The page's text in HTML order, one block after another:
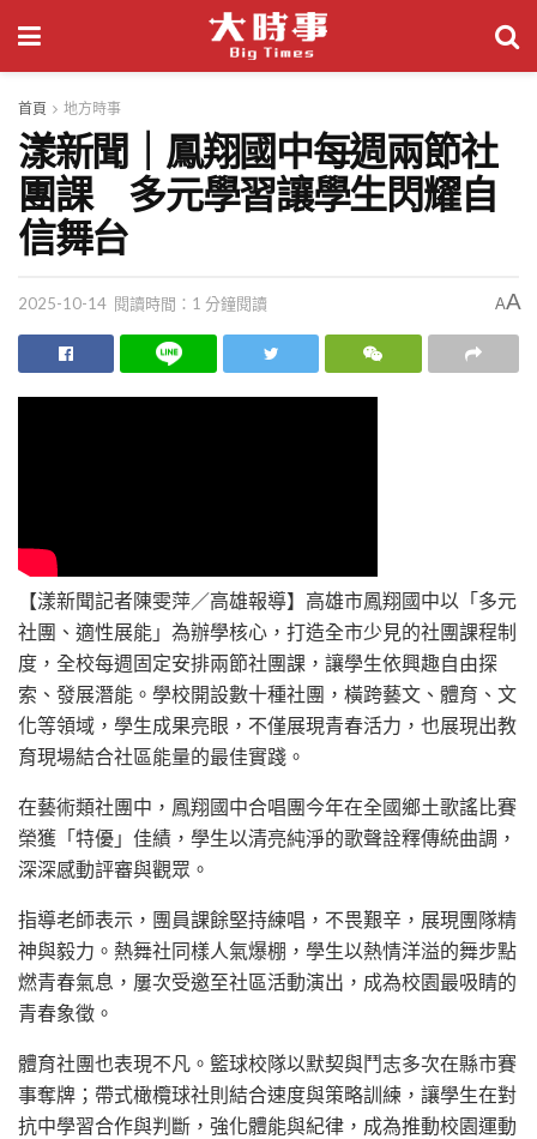
首頁 地方時事
漾新聞｜鳳翔國中每週兩節社
團課 多元學習讓學生閃耀自
信舞台
2025-10-14 閱讀時間：1 分鐘閱讀 AA
【漾新聞記者陳雯萍／高雄報導】高雄市鳳翔國中以「多元
社團、適性展能」為辦學核心，打造全市少見的社團課程制
度，全校每週固定安排兩節社團課，讓學生依興趣自由探
索、發展潛能。學校開設數十種社團，橫跨藝文、體育、文
化等領域，學生成果亮眼，不僅展現青春活力，也展現出教
育現場結合社區能量的最佳實踐。
在藝術類社團中，鳳翔國中合唱團今年在全國鄉土歌謠比賽
榮獲「特優」佳績，學生以清亮純淨的歌聲詮釋傳統曲調，
深深感動評審與觀眾。
指導老師表示，團員課餘堅持練唱，不畏艱辛，展現團隊精
神與毅力。熱舞社同樣人氣爆棚，學生以熱情洋溢的舞步點
燃青春氣息，屢次受邀至社區活動演出，成為校園最吸睛的
青春象徵。
體育社團也表現不凡。籃球校隊以默契與鬥志多次在縣市賽
事奪牌；帶式橄欖球社則結合速度與策略訓練，讓學生在對
抗中學習合作與判斷，強化體能與紀律，成為推動校園運動